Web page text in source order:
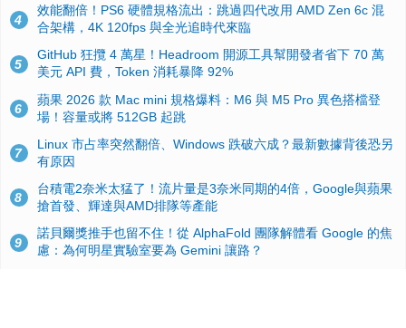
4
效能翻倍！PS6 硬體規格流出：跳過四代改用 AMD Zen 6c 混
合架構，4K 120fps 與全光追時代來臨
5
GitHub 狂攬 4 萬星！Headroom 開源工具幫開發者省下 70 萬
美元 API 費，Token 消耗暴降 92%
6
蘋果 2026 款 Mac mini 規格爆料：M6 與 M5 Pro 異色搭檔登
場！容量或將 512GB 起跳
7
Linux 市占率突然翻倍、Windows 跌破六成？最新數據背後恐另
有原因
8
台積電2奈米太猛了！流片量是3奈米同期的4倍，Google與蘋果
搶首發、輝達與AMD排隊等產能
9
諾貝爾獎推手也留不住！從 AlphaFold 團隊解體看 Google 的焦
慮：為何明星實驗室要為 Gemini 讓路？